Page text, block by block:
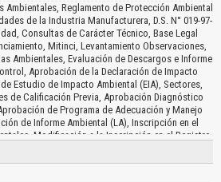
Reglamento de Protección Ambiental
de la Industria Manufacturera, D.S. N° 019-97-
Consultas de Carácter Técnico, Base Legal
Mitinci, Levantamiento Observaciones,
Ambientales, Evaluación de Descargos e Informe
Aprobación de la Declaración de Impacto
Estudio de Impacto Ambiental (EIA), Sectores,
de Calificación Previa, Aprobación Diagnóstico
de Programa de Adecuación y Manejo
de Informe Ambiental (LA), Inscripción en el
Modificación a la Inscripción en el Registro
Renovación de la Inscripción en el Registro de
en el Registro de Auditores Ambientales,
Ambiental, Casos, Formas, Disposiciones…